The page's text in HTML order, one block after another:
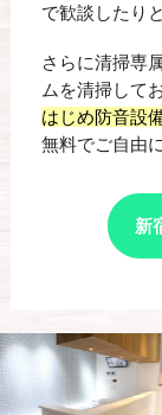
で歓談したり
さらに清掃専
ムを清掃して
はじめ防音設
無料でご自由
新